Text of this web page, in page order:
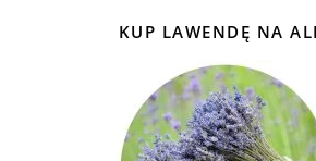
KUP LAWENDĘ NA